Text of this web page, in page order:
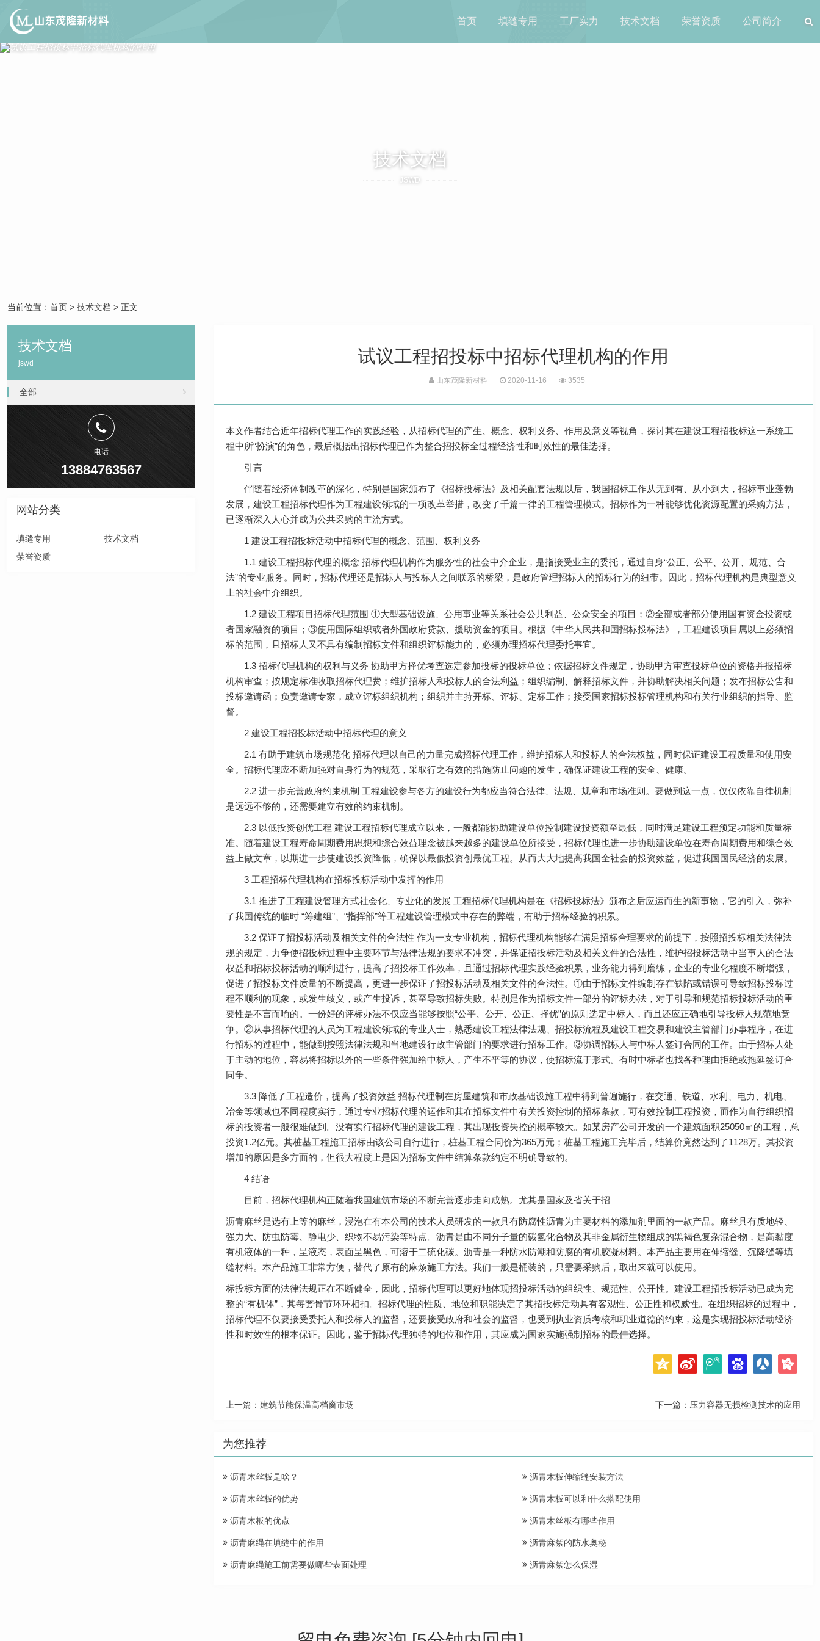
首页 填缝专用 工厂实力 技术文档 荣誉资质 公司简介
技术文档
JSWD
当前位置： 首页 > 技术文档 > 正文
试议工程招投标中招标代理机构的作用
山东茂隆新材料 2020-11-16 3535
本文作者结合近年招标代理工作的实践经验，从招标代理的产生、概念、权利义务、作用及意义等视角，探讨其在建设工程招投标这一系统工
程中所“扮演”的角色，最后概括出招标代理已作为整合招投标全过程经济性和时效性的最佳选择。
引言
伴随着经济体制改革的深化，特别是国家颁布了《招标投标法》及相关配套法规以后，我国招标工作从无到有、从小到大，招标事业蓬勃
发展，建设工程招标代理作为工程建设领域的一项改革举措，改变了千篇一律的工程管理模式。招标作为一种能够优化资源配置的采购方法，
已逐渐深入人心并成为公共采购的主流方式。
1 建设工程招投标活动中招标代理的概念、范围、权利义务
1.1 建设工程招标代理的概念 招标代理机构作为服务性的社会中介企业，是指接受业主的委托，通过自身“公正、公平、公开、规范、合
法”的专业服务。同时，招标代理还是招标人与投标人之间联系的桥梁，是政府管理招标人的招标行为的纽带。因此，招标代理机构是典型意义
上的社会中介组织。
1.2 建设工程项目招标代理范围 ①大型基础设施、公用事业等关系社会公共利益、公众安全的项目；②全部或者部分使用国有资金投资或
者国家融资的项目；③使用国际组织或者外国政府贷款、援助资金的项目。根据《中华人民共和国招标投标法》，工程建设项目属以上必须招
标的范围，且招标人又不具有编制招标文件和组织评标能力的，必须办理招标代理委托事宜。
1.3 招标代理机构的权利与义务 协助甲方择优考查选定参加投标的投标单位；依据招标文件规定，协助甲方审查投标单位的资格并报招标
机构审查；按规定标准收取招标代理费；维护招标人和投标人的合法利益；组织编制、解释招标文件，并协助解决相关问题；发布招标公告和
投标邀请函；负责邀请专家，成立评标组织机构；组织并主持开标、评标、定标工作；接受国家招标投标管理机构和有关行业组织的指导、监
督。
2 建设工程招投标活动中招标代理的意义
2.1 有助于建筑市场规范化 招标代理以自己的力量完成招标代理工作，维护招标人和投标人的合法权益，同时保证建设工程质量和使用安
全。招标代理应不断加强对自身行为的规范，采取行之有效的措施防止问题的发生，确保证建设工程的安全、健康。
2.2 进一步完善政府约束机制 工程建设参与各方的建设行为都应当符合法律、法规、规章和市场准则。要做到这一点，仅仅依靠自律机制
是远远不够的，还需要建立有效的约束机制。
2.3 以低投资创优工程 建设工程招标代理成立以来，一般都能协助建设单位控制建设投资额至最低，同时满足建设工程预定功能和质量标
准。随着建设工程寿命周期费用思想和综合效益理念被越来越多的建设单位所接受，招标代理也进一步协助建设单位在寿命周期费用和综合效
益上做文章，以期进一步使建设投资降低，确保以最低投资创最优工程。从而大大地提高我国全社会的投资效益，促进我国国民经济的发展。
3 工程招标代理机构在招标投标活动中发挥的作用
3.1 推进了工程建设管理方式社会化、专业化的发展 工程招标代理机构是在《招标投标法》颁布之后应运而生的新事物，它的引入，弥补
了我国传统的临时 “筹建组”、“指挥部”等工程建设管理模式中存在的弊端，有助于招标经验的积累。
3.2 保证了招投标活动及相关文件的合法性 作为一支专业机构，招标代理机构能够在满足招标合理要求的前提下，按照招投标相关法律法
规的规定，力争使招投标过程中主要环节与法律法规的要求不冲突，并保证招投标活动及相关文件的合法性，维护招投标活动中当事人的合法
权益和招标投标活动的顺利进行，提高了招投标工作效率，且通过招标代理实践经验积累，业务能力得到磨练，企业的专业化程度不断增强，
促进了招投标文件质量的不断提高，更进一步保证了招投标活动及相关文件的合法性。①由于招标文件编制存在缺陷或错误可导致招标投标过
程不顺利的现象，或发生歧义，或产生投诉，甚至导致招标失败。特别是作为招标文件一部分的评标办法，对于引导和规范招标投标活动的重
要性是不言而喻的。一份好的评标办法不仅应当能够按照“公平、公开、公正、择优”的原则选定中标人，而且还应正确地引导投标人规范地竞
争。②从事招标代理的人员为工程建设领域的专业人士，熟悉建设工程法律法规、招投标流程及建设工程交易和建设主管部门办事程序，在进
行招标的过程中，能做到按照法律法规和当地建设行政主管部门的要求进行招标工作。③协调招标人与中标人签订合同的工作。由于招标人处
于主动的地位，容易将招标以外的一些条件强加给中标人，产生不平等的协议，使招标流于形式。有时中标者也找各种理由拒绝或拖延签订合
同争。
3.3 降低了工程造价，提高了投资效益 招标代理制在房屋建筑和市政基础设施工程中得到普遍施行，在交通、铁道、水利、电力、机电、
冶金等领域也不同程度实行，通过专业招标代理的运作和其在招标文件中有关投资控制的招标条款，可有效控制工程投资，而作为自行组织招
标的投资者一般很难做到。没有实行招标代理的建设工程，其出现投资失控的概率较大。如某房产公司开发的一个建筑面积25050㎡的工程，总
投资1.2亿元。其桩基工程施工招标由该公司自行进行，桩基工程合同价为365万元；桩基工程施工完毕后，结算价竟然达到了1128万。其投资
增加的原因是多方面的，但很大程度上是因为招标文件中结算条款约定不明确导致的。
4 结语
目前，招标代理机构正随着我国建筑市场的不断完善逐步走向成熟。尤其是国家及省关于招
沥青麻丝是选有上等的麻丝，浸泡在有本公司的技术人员研发的一款具有防腐性沥青为主要材料的添加剂里面的一款产品。麻丝具有质地轻、
强力大、防虫防霉、静电少、织物不易污染等特点。沥青是由不同分子量的碳氢化合物及其非金属衍生物组成的黑褐色复杂混合物，是高黏度
有机液体的一种，呈液态，表面呈黑色，可溶于二硫化碳。沥青是一种防水防潮和防腐的有机胶凝材料。本产品主要用在伸缩缝、沉降缝等填
缝材料。本产品施工非常方便，替代了原有的麻烦施工方法。我们一般是桶装的，只需要采购后，取出来就可以使用。
标投标方面的法律法规正在不断健全，因此，招标代理可以更好地体现招投标活动的组织性、规范性、公开性。建设工程招投标活动已成为完
整的“有机体”，其每套骨节环环相扣。招标代理的性质、地位和职能决定了其招投标活动具有客观性、公正性和权威性。在组织招标的过程中，
招标代理不仅要接受委托人和投标人的监督，还要接受政府和社会的监督，也受到执业资质考核和职业道德的约束，这是实现招投标活动经济
性和时效性的根本保证。因此，鉴于招标代理独特的地位和作用，其应成为国家实施强制招标的最佳选择。
上一篇： 建筑节能保温高档窗市场 下一篇： 压力容器无损检测技术的应用
为您推荐
沥青木丝板是啥？ 沥青木板伸缩缝安装方法
沥青木丝板的优势 沥青木板可以和什么搭配使用
沥青木板的优点 沥青木丝板有哪些作用
沥青麻绳在填缝中的作用 沥青麻絮的防水奥秘
沥青麻绳施工前需要做哪些表面处理 沥青麻絮怎么保湿
技术文档
jswd
全部
电话
13884763567
网站分类
填缝专用
技术文档
荣誉资质